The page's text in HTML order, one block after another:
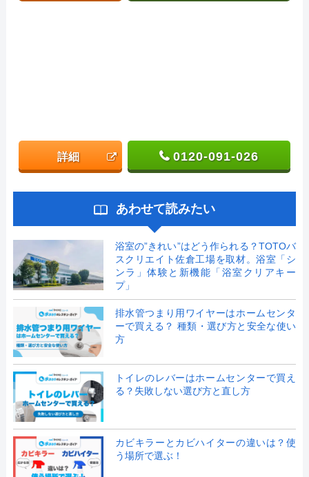
詳細 0120-091-026
あわせて読みたい
浴室の”きれい”はどう作られる？TOTOバ
スクリエイト佐倉工場を取材。浴室「シ
ンラ」体験と新機能「浴室クリアキー
プ」
排水管つまり用ワイヤーはホームセンタ
ーで買える？ 種類・選び方と安全な使い
方
トイレのレバーはホームセンターで買え
る？失敗しない選び方と直し方
カビキラーとカビハイターの違いは？使
う場所で選ぶ！